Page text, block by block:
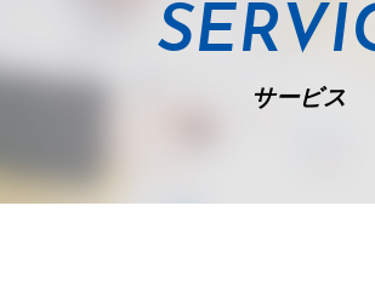
サービス